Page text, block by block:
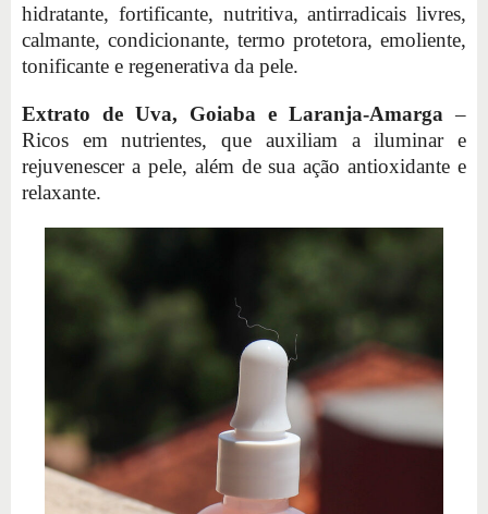
hidratante, fortificante, nutritiva, antirradicais livres,
calmante, condicionante, termo protetora, emoliente,
tonificante e regenerativa da pele.
Extrato de Uva, Goiaba e Laranja-Amarga –
Ricos em nutrientes, que auxiliam a iluminar e
rejuvenescer a pele, além de sua ação antioxidante e
relaxante.